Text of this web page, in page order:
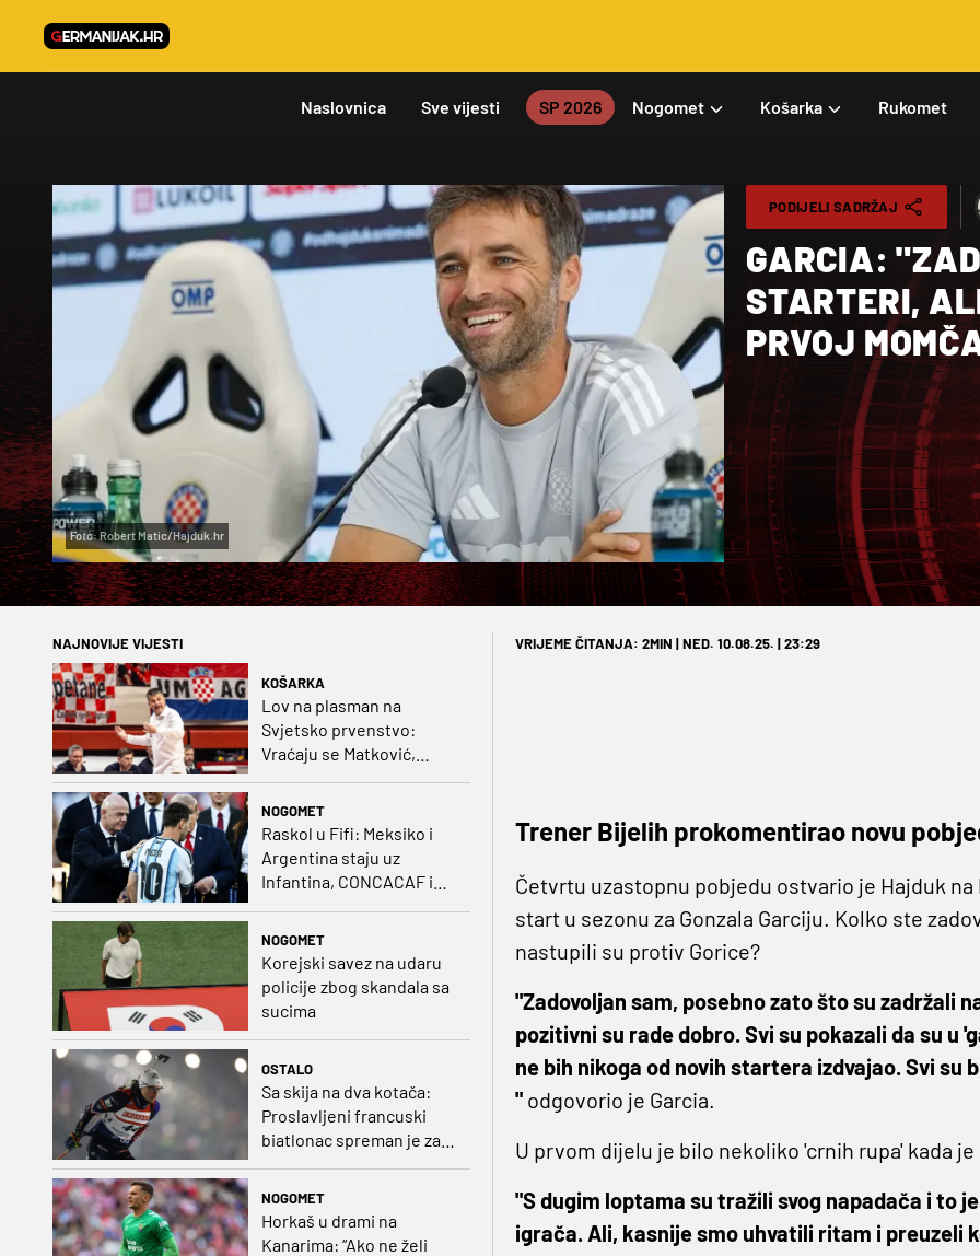
Naslovnica Sve vijesti SP 2026 Nogomet Košarka Rukomet
Foto: Robert Matic/Hajduk.hr
PODIJELI SADRŽAJ
GARCIA:
STARTERI,
PRVOJ
NAJNOVIJE VIJESTI
KOŠARKA
Lov na plasman na
Svjetsko prvenstvo:
Vraćaju se Matković,
NOGOMET
Raskol u Fifi: Meksiko i
Argentina staju uz
Infantina, CONCACAF i
NOGOMET
Korejski savez na udaru
policije zbog skandala sa
sucima
OSTALO
Sa skija na dva kotača:
Proslavljeni francuski
biatlonac spreman je za
debi u profesionalnom
NOGOMET
Horkaš u drami na
Kanarima: “Ako ne želi
VRIJEME ČITANJA: 2MIN | NED. 10.08.25. | 23:29
Trener Bijelih prokomentirao novu
Četvrtu uzastopnu pobjedu ostvario je Hajduk
start u sezonu za Gonzala Garciju. Kolko ste
nastupili su protiv Gorice?
"Zadovoljan sam, posebno zato što su zadržali
pozitivni su rade dobro. Svi su pokazali da su u
ne bih nikoga od novih startera izdvajao. Svi su
" odgovorio je Garcia.
U prvom dijelu je bilo nekoliko 'crnih rupa' kada
"S dugim loptama su tražili svog napadača i to
igrača. Ali, kasnije smo uhvatili ritam i preuzeli